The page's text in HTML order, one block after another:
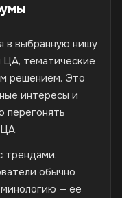
в выбранную нишу
ЦА, тематические
решением. Это
интересы и
перегонять
трендами.
обычно
— ее